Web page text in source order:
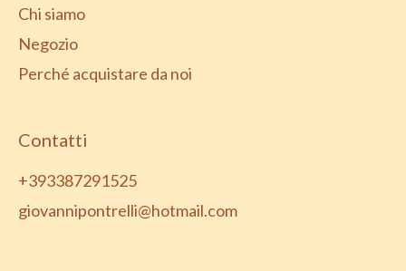
Chi siamo
Negozio
Perché acquistare da noi
Contatti
+393387291525
giovannipontrelli@hotmail.com